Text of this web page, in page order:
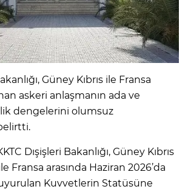
Güney Kıbrıs ile Fransa
askeri anlaşmanın ada ve
dengelerini olumsuz
Dışişleri Bakanlığı, Güney Kıbrıs
Fransa arasında Haziran 2026’da
Kuvvetlerin Statüsüne